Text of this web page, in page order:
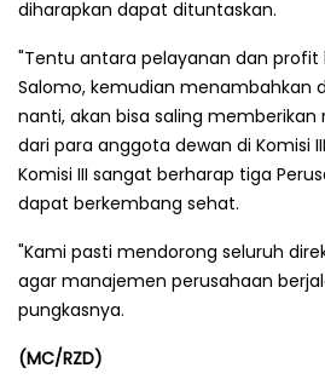
diharapkan dapat dituntaskan.
"Tentu antara pelayanan dan profit
Salomo, kemudian menambahkan
nanti, akan bisa saling memberikan
dari para anggota dewan di Komisi
Komisi III sangat berharap tiga
dapat berkembang sehat.
"Kami pasti mendorong seluruh
agar manajemen perusahaan
pungkasnya.
(MC/RZD)